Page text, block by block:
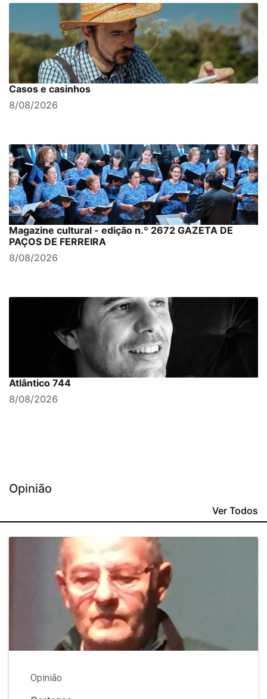
Casos e casinhos
8/08/2026
Magazine cultural - edição n.º 2672 GAZETA DE
PAÇOS DE FERREIRA
8/08/2026
Atlântico 744
8/08/2026
Opinião
Ver Todos
Opinião